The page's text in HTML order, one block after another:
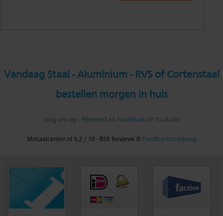
Vandaag Staal - Aluminium - RVS of Cortenstaal
bestellen morgen in huis
Volg ons op : Pinterest en Facebook of Youtube
Metaalcenter.nl 9,2 / 10 -856 Reviews @ Feedbackcompany